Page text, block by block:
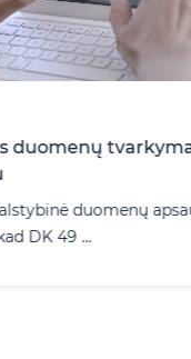
tvarkymas
apsaugos